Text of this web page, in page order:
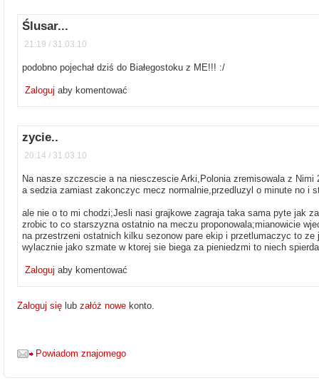
Ślusar...
21:19 / 31.03.10
podobno pojechał dziś do Białegostoku z ME!!! :/
Zalogujaby komentować
zycie..
20:14 / 31.03.10
Na nasze szczescie a na niesczescie Arki,Polonia zremisowala z
a sedzia zamiast zakonczyc mecz normalnie,przedluzyl o minute no i
ale nie o to mi chodzi;Jesli nasi grajkowe zagraja taka sama pyte jak
zrobic to co starszyzna ostatnio na meczu proponowala;mianowicie
na przestrzeni ostatnich kilku sezonow pare ekip i przetlumaczyc to
wylacznie jako szmate w ktorej sie biega za pieniedzmi to niech
Zalogujaby komentować
Zaloguj się lub załóż nowe konto.
Powiadom znajomego